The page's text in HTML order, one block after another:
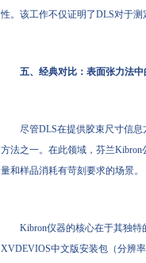
性。该工作不仅证明了DLS对于
五、经典对比：表面张力法
尽管DLS在提供胶束尺寸信
方法之一。在此领域，芬兰
量和样品消耗有苛刻要求的场景。
Kibron仪器的核心在于其独
XVDEVIOS中文版安装包（分辨